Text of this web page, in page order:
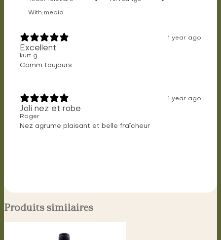
With media
1 year ago
Excellent
kurt g.
Comm toujours
1 year ago
Joli nez et robe
Roger
Nez agrume plaisant et belle fraîcheur
Produits similaires